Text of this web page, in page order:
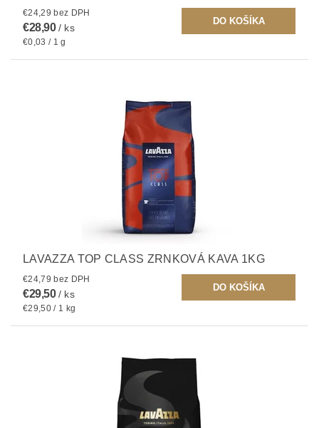
€24,29 bez DPH
€28,90/ ks
€0,03 / 1 g
LAVAZZA TOP CLASS ZRNKOVÁ KAVA 1KG
€24,79 bez DPH
€29,50/ ks
€29,50 / 1 kg